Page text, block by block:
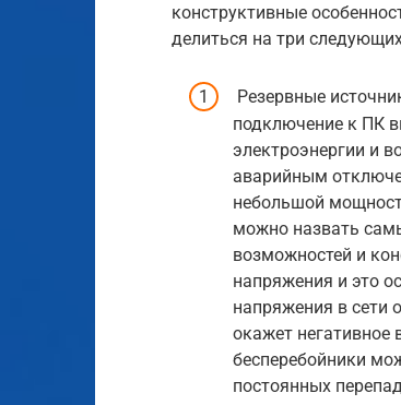
конструктивные
делиться на три
Резервные
подключение к ПК
электроэнергии и
аварийным
небольшой
можно назвать
возможностей и
напряжения и это
напряжения в сети
окажет негативное
бесперебойники
постоянных